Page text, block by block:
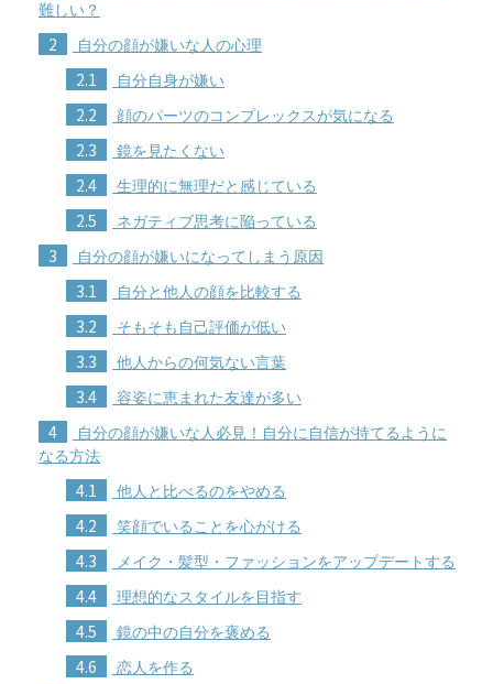
難しい？
2 自分の顔が嫌いな人の心理
2.1 自分自身が嫌い
2.2 顔のパーツのコンプレックスが気になる
2.3 鏡を見たくない
2.4 生理的に無理だと感じている
2.5 ネガティブ思考に陥っている
3 自分の顔が嫌いになってしまう原因
3.1 自分と他人の顔を比較する
3.2 そもそも自己評価が低い
3.3 他人からの何気ない言葉
3.4 容姿に恵まれた友達が多い
4
自分の顔が嫌いな人必見！自分に自信が持てるように
なる方法
4.1 他人と比べるのをやめる
4.2 笑顔でいることを心がける
4.3 メイク・髪型・ファッションをアップデートする
4.4 理想的なスタイルを目指す
4.5 鏡の中の自分を褒める
4.6 恋人を作る